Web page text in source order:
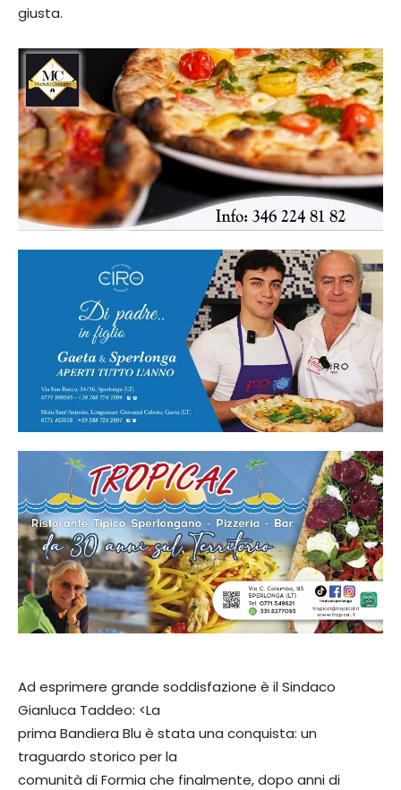
giusta.
Ad esprimere grande soddisfazione è il Sindaco
Gianluca Taddeo: <La
prima Bandiera Blu è stata una conquista: un
traguardo storico per la
comunità di Formia che finalmente, dopo anni di